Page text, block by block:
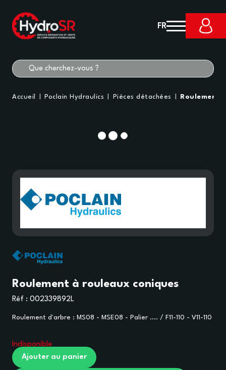
FR
Accueil Poclain Hydraulics Pièces détachées Roulement
Roulement à rouleaux coniques
Réf : 002339892L
Roulement d'arbre : MS08 - MSE08 - Palier .... / F11-110 - V11-110
Indisponible
Ajouter au panier